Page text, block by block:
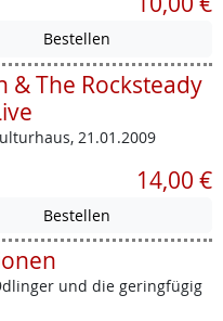
& The Rocksteady
21.01.2009
14,00 €
und die geringfügig